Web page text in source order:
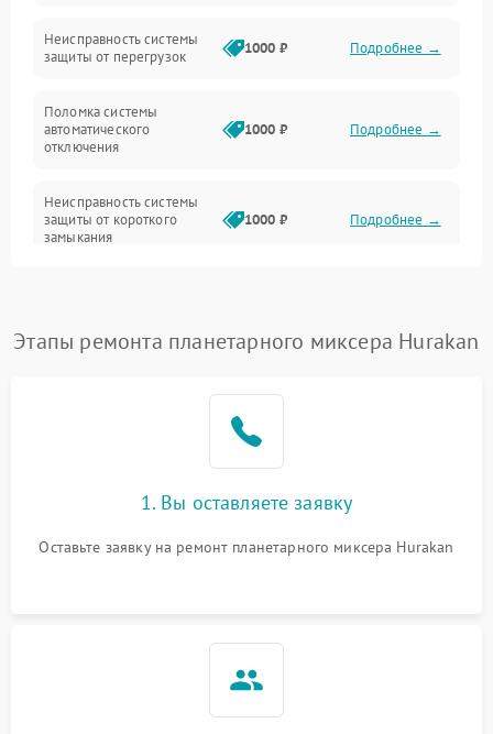
Неисправность системы
защиты от перегрузок
1000 ₽ Подробнее →
Поломка системы
автоматического
отключения
1000 ₽ Подробнее →
Неисправность системы
защиты от короткого
замыкания
1000 ₽ Подробнее →
1000 ₽
защиты от перегрузок
1000 ₽
Этапы ремонта планетарного миксера Hurakan
1. Вы оставляете заявку
Оставьте заявку на ремонт планетарного миксера Hurakan